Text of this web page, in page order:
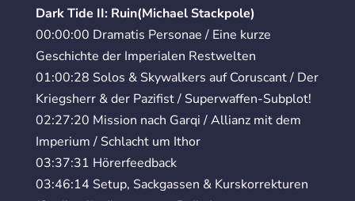
Dark Tide II: Ruin(Michael Stackpole)
00:00:00 Dramatis Personae / Eine kurze
Geschichte der Imperialen Restwelten
01:00:28 Solos & Skywalkers auf Coruscant / Der
Kriegsherr & der Pazifist / Superwaffen-Subplot!
02:27:20 Mission nach Garqi / Allianz mit dem
Imperium / Schlacht um Ithor
03:37:31 Hörerfeedback
03:46:14 Setup, Sackgassen & Kurskorrekturen